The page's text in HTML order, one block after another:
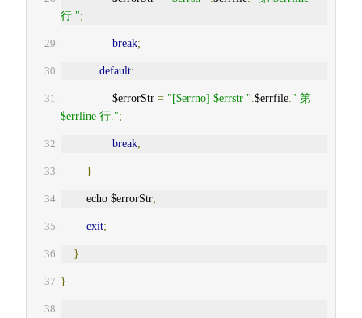
行.";
break;
default:
                $errorStr
= "[$errno] $errstr ".$errfile." 第
$errline 行.";
break;
}
        echo $errorStr
;
exit;
}
}